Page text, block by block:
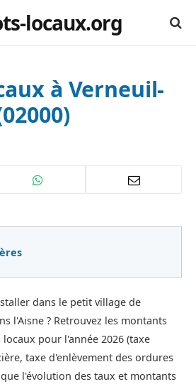
locaux.org
à Verneuil-
dans le petit village de
l'Aisne ? Retrouvez les montants
pour l'année 2026 (taxe
taxe d'enlèvement des ordures
que l'évolution des taux et montants